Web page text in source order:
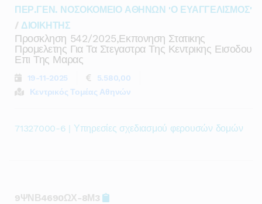
ΠΕΡ.ΓΕΝ. ΝΟΣΟΚΟΜΕΙΟ ΑΘΗΝΩΝ 'Ο ΕΥΑΓΓΕΛΙΣΜΟΣ'
/ ΔΙΟΙΚΗΤΗΣ
Προσκληση 542/2025,εκπονηση Στατικης
Προμελετης Για Τα Στεγαστρα Της Κεντρικης Εισοδου
Επι Της Μαρας
19-11-2025
5.580,00
Κεντρικός Τομέας Αθηνών
71327000-6 | Υπηρεσίες σχεδιασμού φερουσών δομών
9ΨΝΒ4690ΩΧ-8Μ3